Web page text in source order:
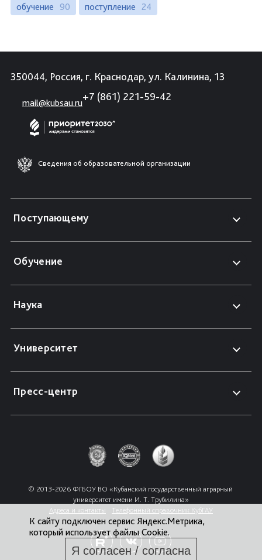
обучение 90 поступление 24
350044, Россия, г. Краснодар, ул. Калинина, 13
mail@kubsau.ru
+7 (861) 221-59-42
Сведения об образовательной организации
Поступающему
Обучение
Наука
Университет
Пресс-центр
© 2013-2026 ФГБОУ ВО «Кубанский государственный аграрный
университет имени И. Т. Трубилина»
Адреса и контакты
Телефонный справочник КубГАУ
К сайту подключен сервис Яндекс.Метрика,
который использует файлы Cookie.
Я согласен / согласна